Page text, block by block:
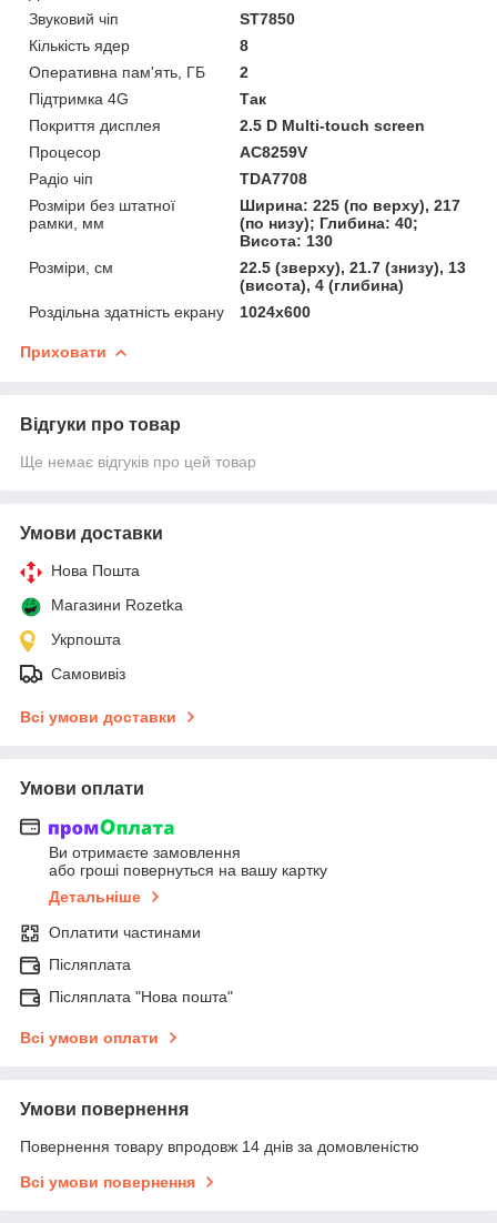
Звуковий чіп
ST7850
Кількість ядер
8
Оперативна пам'ять, ГБ
2
Підтримка 4G
Так
Покриття дисплея
2.5 D Multi-touch screen
Процесор
AC8259V
Радіо чіп
TDA7708
Розміри без штатної
рамки, мм
Ширина: 225 (по верху), 217
(по низу); Глибина: 40;
Висота: 130
Розміри, см
22.5 (зверху), 21.7 (знизу), 13
(висота), 4 (глибина)
Роздільна здатність екрану
1024х600
Приховати
Відгуки про товар
Ще немає відгуків про цей товар
Умови доставки
Нова Пошта
Магазини Rozetka
Укрпошта
Самовивіз
Всі умови доставки
Умови оплати
Ви отримаєте замовлення
або гроші повернуться на вашу картку
Детальніше
Оплатити частинами
Післяплата
Післяплата "Нова пошта"
Всі умови оплати
Умови повернення
Повернення товару впродовж 14 днів за домовленістю
Всі умови повернення